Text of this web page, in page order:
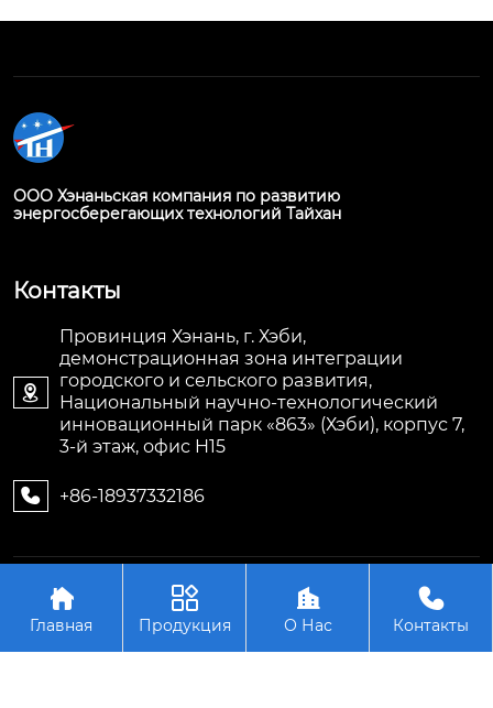
ООО Хэнаньская компания по развитию
энергосберегающих технологий Тайхан
Контакты

Провинция Хэнань, г. Хэби,
демонстрационная зона интеграции
городского и сельского развития,
Национальный научно-технологический
инновационный парк «863» (Хэби), корпус 7,
3-й этаж, офис H15
 +86-18937332186
Авторское право©ООО Хэнаньская компания по
развитию энергосберегающих технологий Тайхан

Главная

Продукция

О Нас

Контакты